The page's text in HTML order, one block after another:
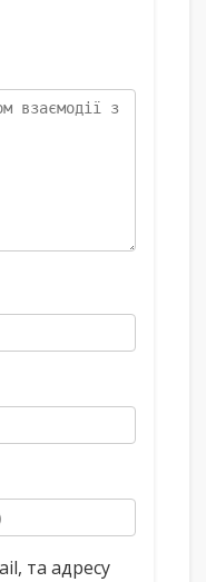
та адресу